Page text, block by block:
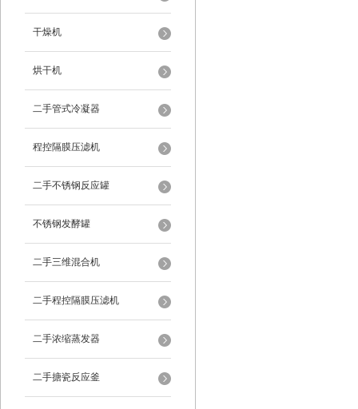
干燥机
烘干机
二手管式冷凝器
程控隔膜压滤机
二手不锈钢反应罐
不锈钢发酵罐
二手三维混合机
二手程控隔膜压滤机
二手浓缩蒸发器
二手搪瓷反应釜